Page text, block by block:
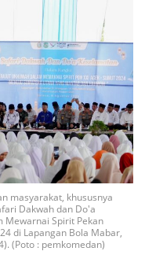
masyarakat, khususnya
Dakwah dan Do'a
Mewarnai Spirit Pekan
di Lapangan Bola Mabar,
(Poto : pemkomedan)